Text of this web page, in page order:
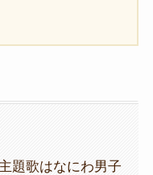
題歌はなにわ男子